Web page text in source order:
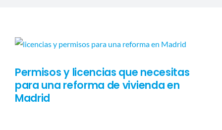
PRESUPUESTO
Permisos y licencias que necesitas
para una reforma de vivienda en
Madrid